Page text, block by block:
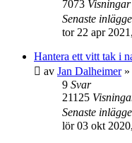
7073 Visningar
Senaste
tor 22 apr
Hantera ett vitt tak i
av Jan Dalheimer»
9 Svar
21125
Senaste
lör 03 okt